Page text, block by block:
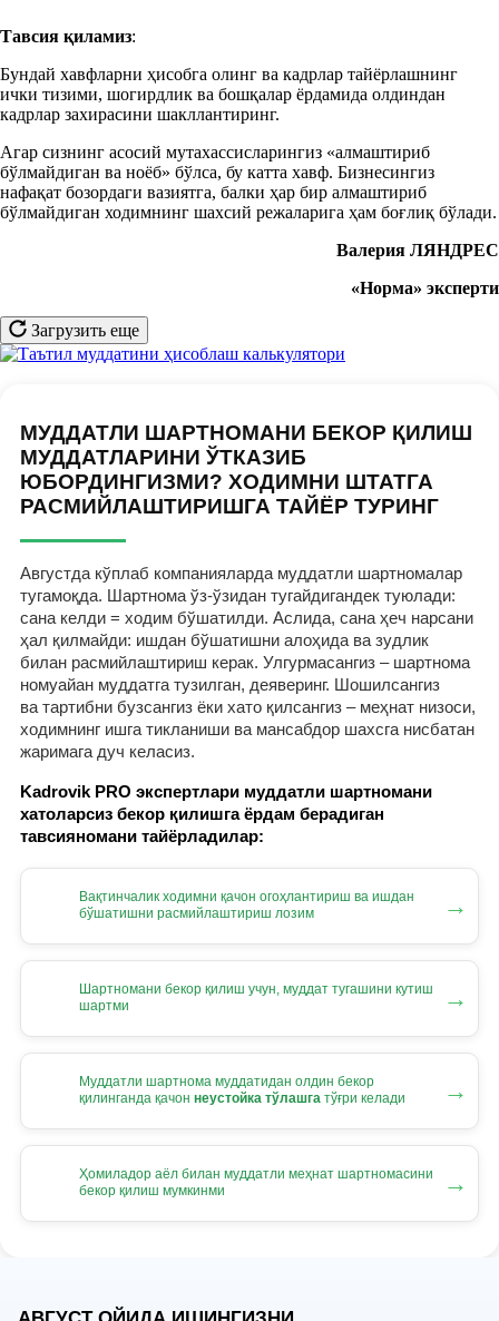
Тавсия қиламиз:
Бундай хавфларни ҳисобга олинг ва кадрлар тайёрлашнинг
ички тизими, шогирдлик ва бошқалар ёрдамида олдиндан
кадрлар захирасини шакллантиринг.
Агар сизнинг асосий мутахассисларингиз «алмаштириб
бўлмайдиган ва ноёб» бўлса, бу катта хавф. Бизнесингиз
нафақат бозордаги вазиятга, балки ҳар бир алмаштириб
бўлмайдиган ходимнинг шахсий режаларига ҳам боғлиқ бўлади.
Валерия ЛЯНДРЕС
«Норма» эксперти
Загрузить еще
МУДДАТЛИ ШАРТНОМАНИ БЕКОР ҚИЛИШ
МУДДАТЛАРИНИ ЎТКАЗИБ
ЮБОРДИНГИЗМИ? ХОДИМНИ ШТАТГА
РАСМИЙЛАШТИРИШГА ТАЙЁР ТУРИНГ
Августда кўплаб компанияларда муддатли шартномалар
тугамоқда. Шартнома ўз-ўзидан тугайдигандек туюлади:
сана келди = ходим бўшатилди. Аслида, сана ҳеч нарсани
ҳал қилмайди: ишдан бўшатишни алоҳида ва зудлик
билан расмийлаштириш керак. Улгурмасангиз – шартнома
номуайан муддатга тузилган, деяверинг. Шошилсангиз
ва тартибни бузсангиз ёки хато қилсангиз – меҳнат низоси,
ходимнинг ишга тикланиши ва мансабдор шахсга нисбатан
жаримага дуч келасиз.
Kadrovik PRO экспертлари муддатли шартномани
хатоларсиз бекор қилишга ёрдам берадиган
тавсияномани тайёрладилар:
Вақтинчалик ходимни қачон огоҳлантириш ва ишдан
бўшатишни расмийлаштириш лозим
→
Шартномани бекор қилиш учун, муддат тугашини кутиш
шартми
→
Муддатли шартнома муддатидан олдин бекор
қилинганда қачон неустойка тўлашга тўғри келади →
Ҳомиладор аёл билан муддатли меҳнат шартномасини
бекор қилиш мумкинми
→